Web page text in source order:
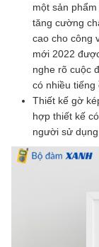
một sản
tăng cường
cao cho công
mới 2022
nghe rõ cuộc
có nhiều tiếng
Thiết kế gờ
hợp thiết kế
người sử